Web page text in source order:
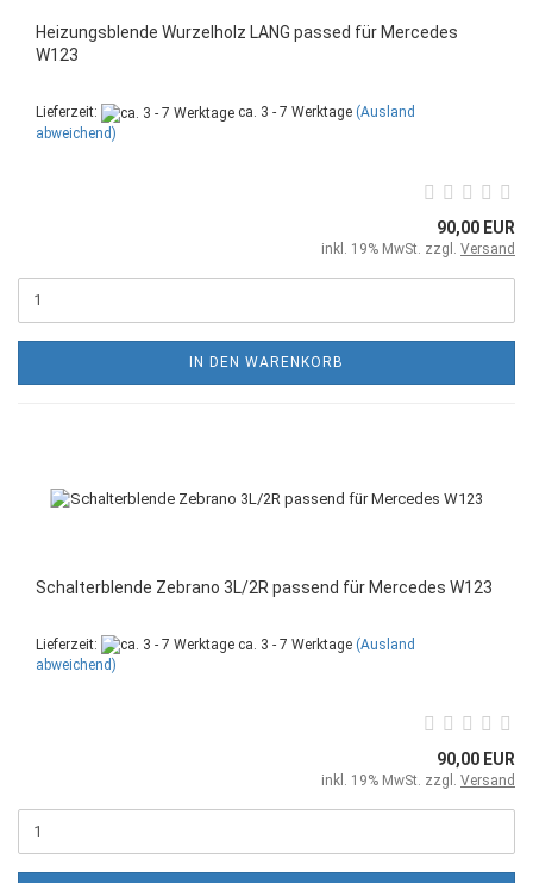
Heizungsblende Wurzelholz LANG passed für Mercedes
W123
Lieferzeit: ca. 3 - 7 Werktage (Ausland
abweichend)
90,00 EUR
inkl. 19% MwSt. zzgl. Versand
IN DEN WARENKORB
Schalterblende Zebrano 3L/2R passend für Mercedes W123
Lieferzeit: ca. 3 - 7 Werktage (Ausland
abweichend)
90,00 EUR
inkl. 19% MwSt. zzgl. Versand